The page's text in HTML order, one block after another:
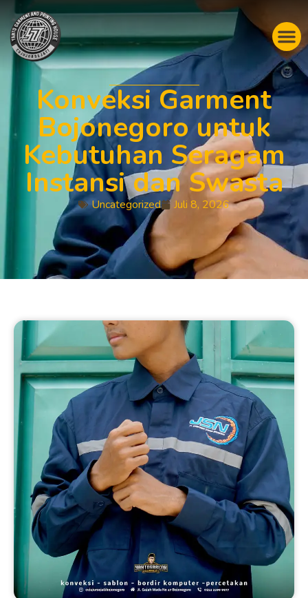
Konveksi Garment
Bojonegoro untuk
Kebutuhan Seragam
Instansi dan Swasta
Uncategorized Juli 8, 2026